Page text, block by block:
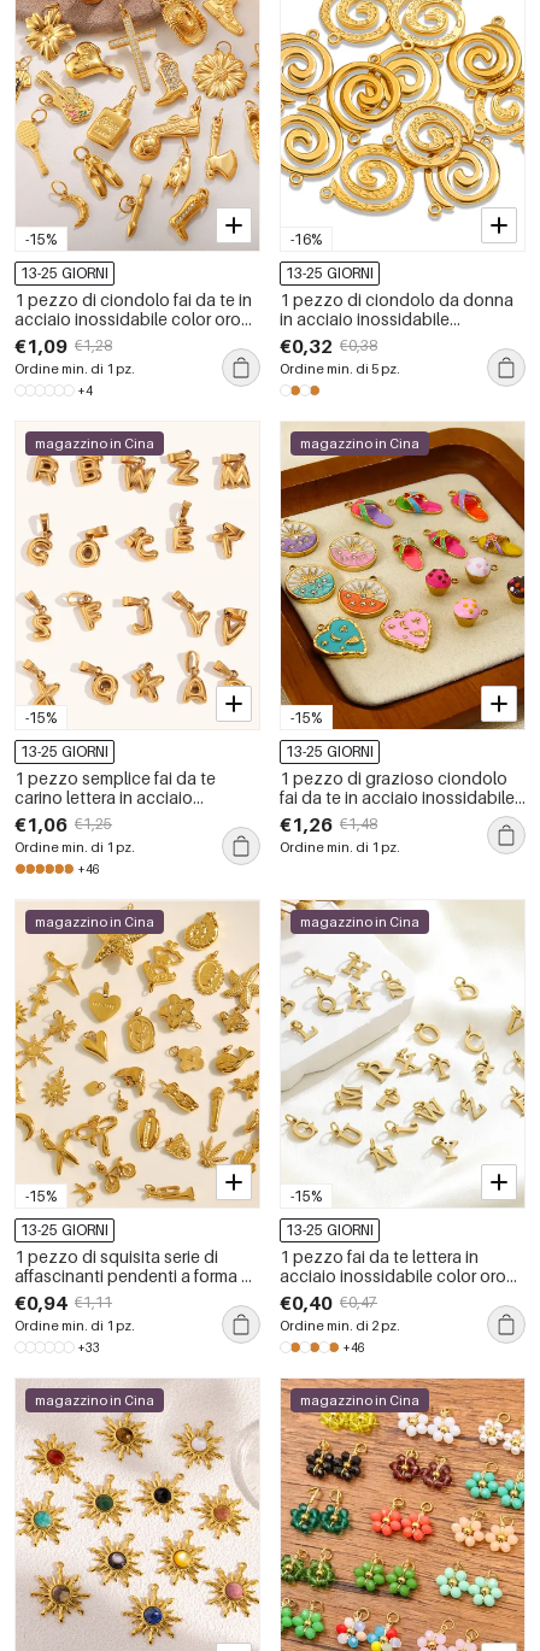
-15%
13-25 GIORNI
1 pezzo di ciondolo fai da te in
acciaio inossidabile color oro
impermeabile
€1,09 €1,28
Ordine min. di 1 pz.
+4
-16%
13-25 GIORNI
1 pezzo di ciondolo da donna
in acciaio inossidabile
impermeabile color oro a forma
di vortice moderno della serie
Lustrous
€0,32 €0,38
Ordine min. di 5 pz.
-15%
magazzino in Cina
13-25 GIORNI
1 pezzo semplice fai da te
carino lettera in acciaio
inossidabile impermeabile color
oro ciondolo da donna
€1,06 €1,25
Ordine min. di 1 pz.
+46
-15%
magazzino in Cina
13-25 GIORNI
1 pezzo di grazioso ciondolo
fai da te in acciaio inossidabile
impermeabile color oro
€1,26 €1,48
Ordine min. di 1 pz.
-15%
magazzino in Cina
13-25 GIORNI
1 pezzo di squisita serie di
affascinanti pendenti a forma di
conchiglia fai da te in acciaio
inossidabile impermeabile color
oro da donna
€0,94 €1,11
Ordine min. di 1 pz.
+33
-15%
magazzino in Cina
13-25 GIORNI
1 pezzo fai da te lettera in
acciaio inossidabile color oro
ciondolo da donna
€0,40 €0,47
Ordine min. di 2 pz.
+46
magazzino in Cina magazzino in Cina